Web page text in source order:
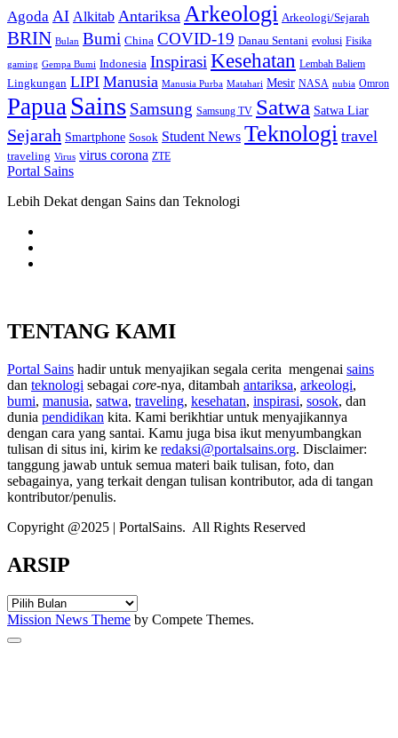
Agoda AI Alkitab Antariksa Arkeologi Arkeologi/Sejarah
BRIN Bulan Bumi China COVID-19 Danau Sentani evolusi Fisika
gaming Gempa Bumi Indonesia InspirasiKesehatan Lembah Baliem
Lingkungan LIPI Manusia Manusia Purba Matahari Mesir NASA nubia Omron
Papua Sains Samsung Samsung TV Satwa Satwa Liar
Sejarah Smartphone Sosok Student News Teknologi travel
traveling Virus virus corona ZTE
Portal Sains
Lebih Dekat dengan Sains dan Teknologi
TENTANG KAMI
Portal Sains hadir untuk menyajikan segala cerita mengenai sains
dan teknologi sebagai core-nya, ditambah antariksa, arkeologi,
bumi, manusia, satwa, traveling, kesehatan, inspirasi, sosok, dan
dunia pendidikan kita. Kami berikhtiar untuk menyajikannya
dengan cara yang santai. Kamu juga bisa ikut menyumbangkan
tulisan di situs ini, kirim ke redaksi@portalsains.org. Disclaimer:
tanggung jawab untuk semua materi baik tulisan, foto, dan
sebagainya, yang terkait dengan tulisan kontributor, ada di tangan
kontributor/penulis.
Copyright @2025 | PortalSains. All Rights Reserved
ARSIP
ARSIP
Mission News Theme by Compete Themes.
Scroll